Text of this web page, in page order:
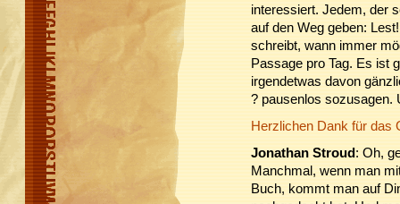
interessiert. Jedem, der
auf den Weg geben:
schreibt, wann immer
Passage pro Tag. Es ist
irgendetwas davon
? pausenlos sozusagen.
Herzlichen Dank für das
Jonathan Stroud: Oh,
Manchmal, wenn man
Buch, kommt man auf